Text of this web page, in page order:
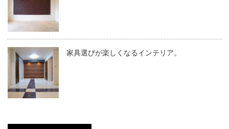
家具選びが楽しくなるインテリア。